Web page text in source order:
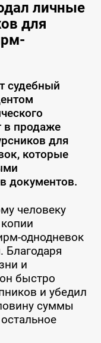
личные
для
судебный
в продаже
для
которые
документов.
человеку
однодневок
Благодаря
и
быстро
и убедил
суммы